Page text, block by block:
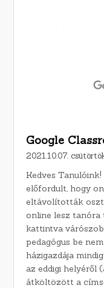
Google
2021.10.07.
Kedves
előfordult, hogy
eltávolították
online lesz
kattintva
pedagógus be
házigazdája
az eddigi helyéről
átköltözött a